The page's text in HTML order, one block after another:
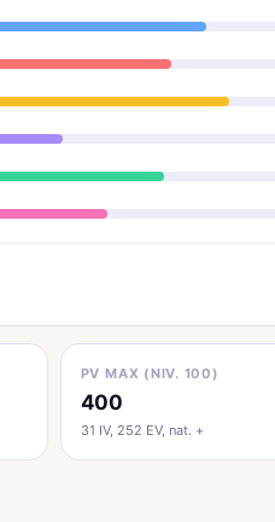
PV MAX (NIV. 100)
400
31 IV, 252 EV, nat. +